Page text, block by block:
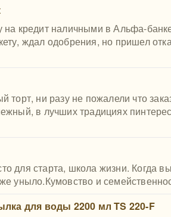
на кредит наличными в Альфа-
ждал одобрения, но пришел
торт, ни разу не пожалели что
в лучших традициях
для старта, школа жизни. Когда
уныло.Кумовство и
для воды 2200 мл TS 220-F